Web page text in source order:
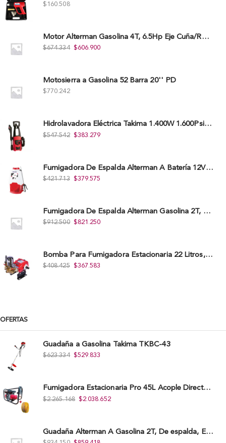
$ 160.508
Motor Alterman Gasolina 4T, 6.5Hp Eje Cuña/Rosca 3/4", Xge65K.
$674.334 $606.900
Motosierra a Gasolina 52 Barra 20'' PD
$770.242
Hidrolavadora Eléctrica Takima 1.400W 1.600Psi, Tkepw-1600-A.
$547.542 $383.279
Fumigadora De Espalda Alterman A Baterí­a 12V/12Ah, 20Litros, Xkes20.
$421.713 $379.575
Fumigadora De Espalda Alterman Gasolina 2T, 26 Cc, Bomba Nylon Libre Mantenimiento, Tf900-A.
$912.500 $821.250
Bomba Para Fumigadora Estacionaria 22 Litros, Xp22-I.
$408.425 $367.583
OFERTAS
Guadaña a Gasolina Takima TKBC-43
$623.334 $529.833
Fumigadora Estacionaria Pro 45L Acople Directo con Accesorios
$2.265.168 $2.038.652
Guadaña Alterman A Gasolina 2T, De espalda, Eje Flexible, 43Cc, Xbc43B-I